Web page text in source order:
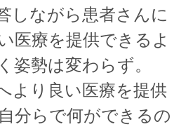
しながら患者さんに
医療を提供できるよ
姿勢は変わらず。
より良い医療を提供
分らで何ができるの